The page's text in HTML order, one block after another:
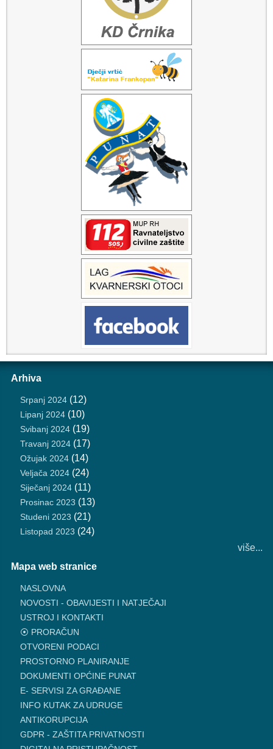
Arhiva
Srpanj 2024(12)
Lipanj 2024(10)
Svibanj 2024(19)
Travanj 2024(17)
Ožujak 2024(14)
Veljača 2024(24)
Siječanj 2024(11)
Prosinac 2023 (13)
Studeni 2023 (21)
Listopad 2023 (24)
više...
Mapa web stranice
NASLOVNA
NOVOSTI - OBAVIJESTI I NATJEČAJI
USTROJ I KONTAKTI
⦿ PRORAČUN
OTVORENI PODACI
PROSTORNO PLANIRANJE
DOKUMENTI OPĆINE PUNAT
E- SERVISI ZA GRAĐANE
INFO KUTAK ZA UDRUGE
ANTIKORUPCIJA
GDPR - ZAŠTITA PRIVATNOSTI